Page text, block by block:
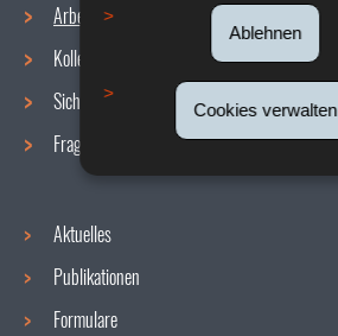
Ablehnen
Cookies verwalten
Navigationsmenü
Arbeitsbedingungen
Kollektive Vereinbarungen
Sicherheit/Gesundheit am Arbeitsplatz
Fragen / Antworten
Aktuelles
Publikationen
Formulare